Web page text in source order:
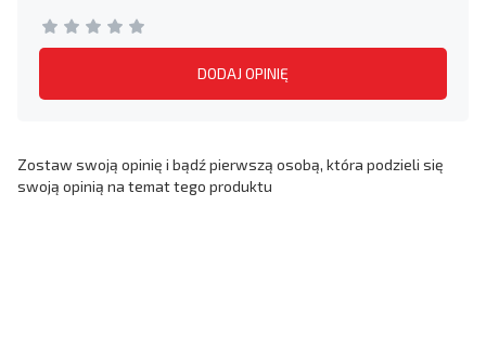
DODAJ OPINIĘ
Zostaw swoją opinię i bądź pierwszą osobą, która podzieli się
swoją opinią na temat tego produktu